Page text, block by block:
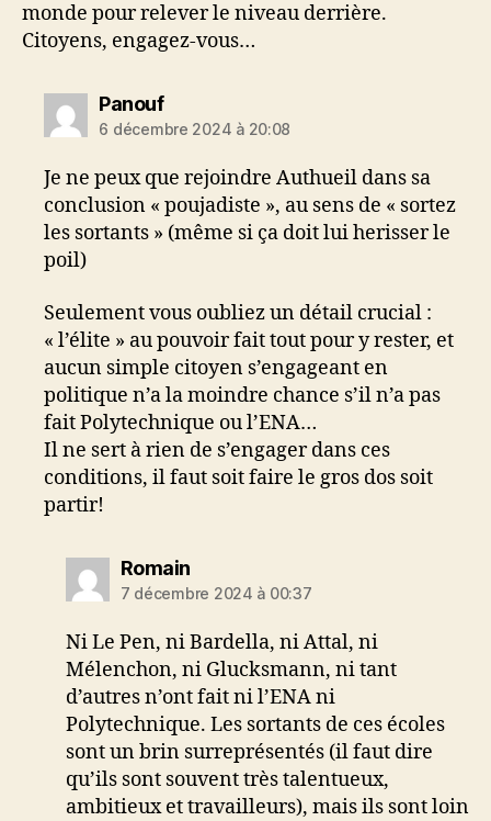
monde pour relever le niveau derrière.
Citoyens, engagez-vous…
Panoufdit :
6 décembre 2024 à 20:08
Je ne peux que rejoindre Authueil dans sa
conclusion « poujadiste », au sens de « sortez
les sortants » (même si ça doit lui herisser le
poil)
Seulement vous oubliez un détail crucial :
« l’élite » au pouvoir fait tout pour y rester, et
aucun simple citoyen s’engageant en
politique n’a la moindre chance s’il n’a pas
fait Polytechnique ou l’ENA…
Il ne sert à rien de s’engager dans ces
conditions, il faut soit faire le gros dos soit
partir!
Romaindit :
7 décembre 2024 à 00:37
Ni Le Pen, ni Bardella, ni Attal, ni
Mélenchon, ni Glucksmann, ni tant
d’autres n’ont fait ni l’ENA ni
Polytechnique. Les sortants de ces écoles
sont un brin surreprésentés (il faut dire
qu’ils sont souvent très talentueux,
ambitieux et travailleurs), mais ils sont loin